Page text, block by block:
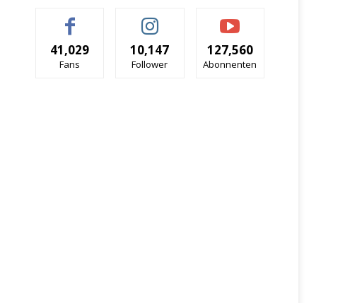
41,029
Fans
10,147
Follower
127,560
Abonnenten